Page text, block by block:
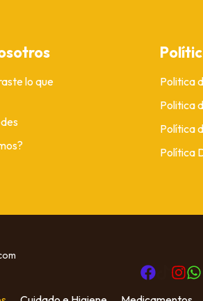
lo que
Politica
Politica
Política
Política